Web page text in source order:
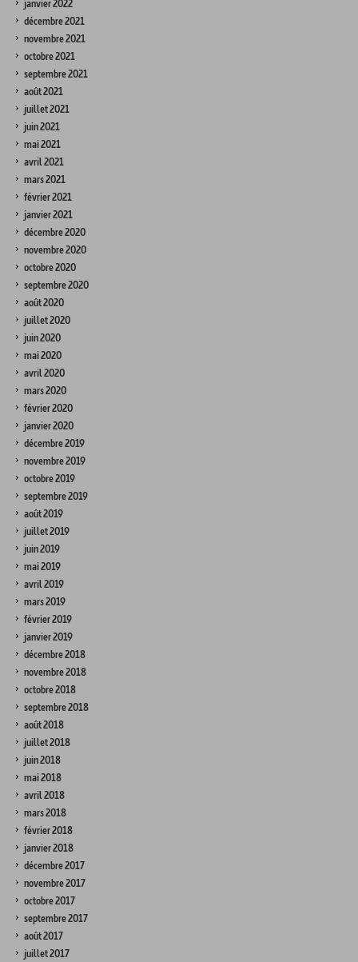
janvier 2022
décembre 2021
novembre 2021
octobre 2021
septembre 2021
août 2021
juillet 2021
juin 2021
mai 2021
avril 2021
mars 2021
février 2021
janvier 2021
décembre 2020
novembre 2020
octobre 2020
septembre 2020
août 2020
juillet 2020
juin 2020
mai 2020
avril 2020
mars 2020
février 2020
janvier 2020
décembre 2019
novembre 2019
octobre 2019
septembre 2019
août 2019
juillet 2019
juin 2019
mai 2019
avril 2019
mars 2019
février 2019
janvier 2019
décembre 2018
novembre 2018
octobre 2018
septembre 2018
août 2018
juillet 2018
juin 2018
mai 2018
avril 2018
mars 2018
février 2018
janvier 2018
décembre 2017
novembre 2017
octobre 2017
septembre 2017
août 2017
juillet 2017